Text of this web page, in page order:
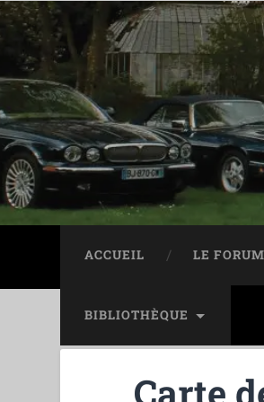
ACCUEIL LE
BIBLIOTHÈQUE